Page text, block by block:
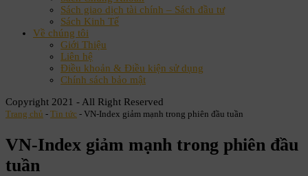
Sách giao dịch tài chính – Sách đầu tư
Sách Kinh Tế
Về chúng tôi
Giới Thiệu
Liên hệ
Điều khoản & Điều kiện sử dụng
Chính sách bảo mật
Copyright 2021 - All Right Reserved
Trang chủ - Tin tức - VN-Index giảm mạnh trong phiên đầu tuần
VN-Index giảm mạnh trong phiên đầu
tuần